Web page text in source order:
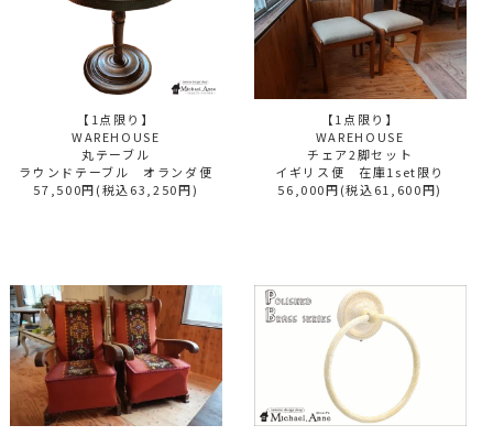
【1点限り】
WAREHOUSE
丸テーブル
ラウンドテーブル オランダ便
57,500円(税込63,250円)
【1点限り】
WAREHOUSE
チェア2脚セット
イギリス便 在庫1set限り
56,000円(税込61,600円)